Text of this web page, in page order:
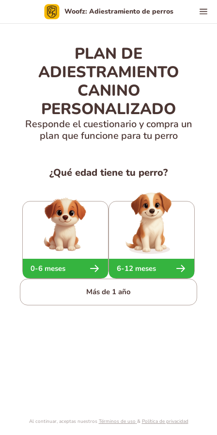
PLAN DE
ADIESTRAMIENTO
CANINO
PERSONALIZADO
Responde el cuestionario y compra un
plan que funcione para tu perro
¿Qué edad tiene tu perro?
0-6 meses 6-12 meses
Más de 1 año
Al continuar, aceptas nuestros Términos de uso & Política de privacidad
Woofz: Adiestramiento de perros